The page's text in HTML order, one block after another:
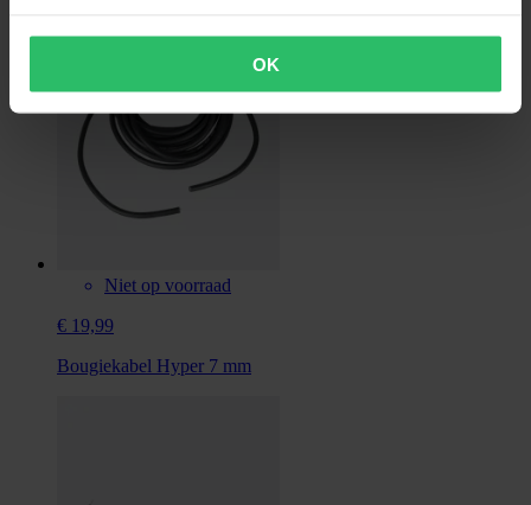
OK
Niet op voorraad
€ 19,99
Bougiekabel Hyper 7 mm